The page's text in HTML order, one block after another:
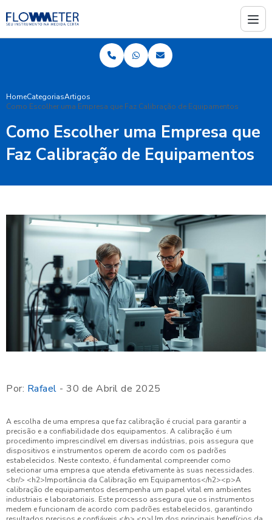
HomeCategoriasArtigos
Como Escolher uma Empresa que Faz Calibração de Equipamentos
Como Escolher uma Empresa que
Faz Calibração de Equipamentos
Por: Rafael - 30 de Abril de 2025
A escolha de uma empresa que faz calibração é crucial para garantir a precisão e a confiabilidade dos equipamentos. A calibração é um procedimento imprescindível em diversas indústrias, pois assegura que dispositivos e instrumentos operem de acordo com os padrões estabelecidos. Neste contexto, é fundamental compreender como selecionar uma empresa que atenda efetivamente às suas necessidades.<br/> <h2>Importância da Calibração em Equipamentos</h2><p>A calibração de equipamentos desempenha um papel vital em ambientes industriais e laboratoriais. Este processo assegura que os instrumentos medem e funcionam de acordo com padrões estabelecidos, garantindo resultados precisos e confiáveis.</p> <p>Um dos principais benefícios da calibração é a <strong>precisão</strong>. Equipamentos que não são calibrados regularmente podem apresentar desvios significativos, o que pode afetar a qualidade do produto ou serviço. A precisão é essencial em setores como farmacêutico, alimentício e de tecnologia, onde medições exatas são cruciais.</p> <p>Além disso, a calibração também contribui para <strong>conformidade regulatória</strong>. Muitas indústrias operam sob rígidas normativas que exigem que os equipamentos estejam calibrações regularmente verificadas. Isso não apenas evita penalidades, mas também ajuda a manter a qualidade e segurança dos produtos.</p> <p>Outro aspecto importante é a <strong>durabilidade</strong> dos equipamentos. A calibração regular ajuda a identificar problemas antes que se tornem sérios, prolongando a vida útil dos instrumentos. Dessa forma, empresas podem evitar custos elevados com manutenção e substituição de equipamentos.</p> <p>Além da manutenção e precisão, a calibração fortalece a <strong>confiabilidade</strong> nas operações. Equipamentos calibrados garantem que as medições atendam aos critérios de qualidade, promovendo um ambiente produtivo e seguro.</p> <p>Em conclusão, a calibração de equipamentos é essencial não apenas para a precisão e conformidade, mas também para a durabilidade e confiabilidade das operações. Investir em serviços de calibração deve ser uma prioridade para empresas que buscam excelência em seus processos.</p> <h2>Critérios para Escolher uma Empresa de Calibração</h2><p>Escolher a empresa certa para serviços de calibração é uma decisão crucial que pode impactar significativamente a qualidade e a precisão de suas operações. Existem diversos critérios que devem ser considerados ao selecionar uma empresa de calibração adequada.</p> <p>Primeiramente, <strong>verifique a certificação e credenciamento</strong>. Optar por uma empresa que possua certificações reconhecidas, como ISO 17025, assegura que a empresa atende a padrões elevados em atividades de calibração. Estas credenciais são um indicativo de que a empresa realiza suas práticas de acordo com as diretrizes internacionais.</p> <p>Outro critério importante é a <strong>experiência e especialização</strong>. A empresa deve ter um histórico comprovado na calibração dos tipos de equipamentos que você utiliza. Especializações em setores específicos como farmacêutico, alimentício, ou eletrônico também são um diferencial importante.</p> <p>A <strong>qualidade do serviço</strong> prestado deve ser avaliada. Solicitar informações sobre o processo de calibração, técnicas utilizadas, e quais equipamentos são empregados pode fornecer uma visão clara sobre os padrões da empresa. Além disso, consultar referências e feedback de clientes anteriores pode oferecer insights sobre a confiabilidade e eficácia do serviço.</p> <p>Outro aspecto a considerar é o <strong>suporte técnico e atendimento ao cliente</strong>. Uma empresa que disponibiliza suporte pós-calibração e assistência técnica demonstra compromisso com a satisfação do cliente. Isto é fundamental em caso de dúvidas ou se houver a necessidade de ajustes nas medições após a calibração.</p> <p>Finalmente, o <strong>custo do serviço</strong> deve ser avaliado, mas não deve ser o único fator decisivo. É importante garantir que o valor cobrado esteja em linha com a qualidade do serviço e a expertise oferecida. Solicitar orçamentos detalhados pode ajudar a comparar as opções disponíveis de forma mais eficaz.</p> <p>Em resumo, escolher uma empresa de calibração envolve considerar certificações, experiência, qualidade do serviço, suporte ao cliente e custo. Ao levar em conta esses critérios, você poderá encontrar uma empresa que atenda suas necessidades e assegure a precisão dos equipamentos em suas operações.</p> <h2>Tipos de Calibração Oferecidos pelas Empresas</h2><p>As empresas que oferecem serviços de calibração disponibilizam uma variedade de tipos de calibração, cada uma voltada para atender necessidades específicas de diferentes equipamentos e setores. Conhecer esses tipos é fundamental para compreender qual serviço é mais adequado para suas demandas.</p> <p>Um dos tipos mais comuns é a <strong>calibração dimensional</strong>, que envolve a verificação de medidas em instrumentos como paquímetros, micrômetros e medidores de altura. Esse tipo de calibração é especialmente importante em indústrias de manufatura e engenharia, onde medições precisas são essenciais para manter a qualidade do produto.</p> <p>A <strong>calibração de pressão</strong> é outro serviço oferecido, que assegura que os manômetros e transdutores de pressão funcionem corretamente. Este tipo de calibração é crítico em processos industriais e em equipamentos médicos, nos quais a pressão deve ser monitorada com precisão para garantir a segurança e eficácia dos processos.</p> <p>Além disso, existe a <strong>calibração de temperatura</strong>, que é utilizada em termômetros, termorreguladores e outros dispositivos de medição de temperatura. Este serviço é crucial em setores como alimentício e farmacêutico, onde a temperatura adequada é vital para garantir a qualidade e a segurança dos produtos.</p> <p>Outro tipo importante é a <strong>calibração de força</strong>, utilizada em dinamômetros e células de carga. Esta calibração garante que as medições de força sejam precisas e confiáveis, sendo fundamental em testes de resistência de materiais e avaliações de carga em máquinas e estruturas.</p> <p>As empresas também podem oferecer <strong>calibração elétrica</strong>, que abrange instrumentos como multímetros e osciloscópios, garantindo que as medições elétricas sejam exatas. Este tipo é essencial em setores de eletrônica e telecomunicações, onde a precisão em medições elétricas é primordial.</p> <p>Por último, as empresas podem proporcionar <strong>calibração de fluxo</strong>, que envolve a medição precisa de líquidos e gases em sistemas de tubulação. Este tipo de calibração é particularmente importante em indústrias químicas e de petróleo, onde o controle preciso do fluxo é crítico para a operação segura e eficaz.</p> <p>Em suma, os tipos de calibração oferecidos pelas empresas cobrem uma ampla gama de necessidades, desde calibrações dimensionais até elétricas. Escolher o tipo correto de calibração para seus equipamentos é fundamental para garantir a precisão e a confiabilidade de suas operações.</p> <h2>Certificações e Padrões de Qualidade</h2><p>As certificações e padrões de qualidade são aspectos fundamentais quando se trata de escolher uma empresa de calibração. Essas credenciais não apenas garantem a conformidade com normas internacionais, mas também asseguram que os serviços prestados atendam a altos níveis de precisão e confiabilidade.</p> <p>Uma das certificações mais reconhecidas na área de calibração é a <strong>ISO/IEC 17025</strong>. Esta norma internacional estabelece requisitos gerais para a competência de laboratórios de ensaio e calibração. A certificação ISO/IEC 17025 é um indicativo de que a empresa segue práticas padronizadas na realização de calibrações, assegurando assim que os resultados obtidos sejam válidos e confiáveis.</p> <p>Outra certificação importante é a <strong>ISO 9001</strong>, que abrange a gestão da qualidade. Empresas que possuem essa certificação demonstram seu compromisso com a melhoria contínua de processos e serviços, o que impacta diretamente na qualidade dos serviços de calibração oferecidos.</p> <p>Além das certificações ISO, existem outras <strong>acreditações específicas</strong> que podem ser relevantes dependendo do setor. Por exemplo, laboratórios que realizam calibrações para o setor alimentício podem buscar acreditações específicas de segurança alimentar, enquanto aqueles focados na área de saúde podem seguir normas estabelecidas por órgãos reguladores, como a ANVISA no Brasil.</p> <p>Adicionalmente, é crucial que a empresa siga procedimentos documentados e evidências que comprovem a realização de calibrações regularmente. Essa prática contribui para a construção de um histórico confiável e transparente, permitindo que os clientes possam confiar nos serviços prestados.</p> <p>A adoção de padrões de qualidade, como aqueles estabelecidos pela <strong>American National Standards Institute (ANSI)</strong> e a <strong>National Institute of Standards and Technology (NIST)</strong>, também são importantes, pois garantem que as calibrações estão em conformidade com as melhores práticas da indústria.</p> <p>Em resumo, as certificações e padrões de qualidade são essenciais para validar a competência e a confiabilidade de uma empresa de calibração. Ao escolher um provedor de calibração, é recomendável verificar as certificações e as normativas que a empresa segue, garantindo assim que você esteja optando por um serviço que atenda a exigências rigorosas de qualidade e desempenho.</p> <h2>Custo e Orçamento para Serviços de Calibração</h2><p>O custo e o orçamento para serviços de calibração são fatores importantes a serem considerados ao escolher uma empresa para essa finalidade. Compreender os elementos que influenciam os preços pode ajudar na tomada de decisões mais informadas e na obtenção de serviços com um bom custo-benefício.</p> <p>Um dos primeiros aspectos que afe